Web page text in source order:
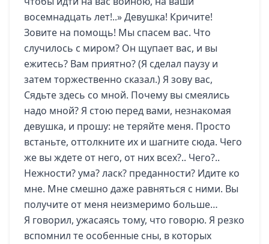
восемнадцать лет!..» Девушка! Кричите!
Зовите на помощь! Мы спасем вас. Что
случилось с миром? Он щупает вас, и вы
ежитесь? Вам приятно? (Я сделал паузу и
затем торжественно сказал.) Я зову вас,
Сядьте здесь со мной. Почему вы смеялись
надо мной? Я стою перед вами, незнакомая
девушка, и прошу: не теряйте меня. Просто
встаньте, оттолкните их и шагните сюда. Чего
же вы ждете от него, от них всех?.. Чего?..
Нежности? ума? ласк? преданности? Идите ко
мне. Мне смешно даже равняться с ними. Вы
получите от меня неизмеримо больше…
Я говорил, ужасаясь тому, что говорю. Я резко
вспомнил те особенные сны, в которых